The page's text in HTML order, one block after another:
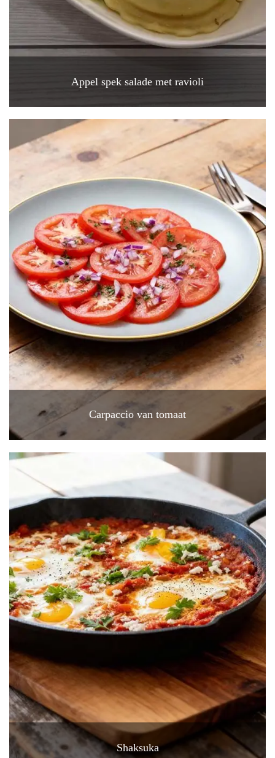
Appel spek salade met ravioli
Carpaccio van tomaat
Shaksuka